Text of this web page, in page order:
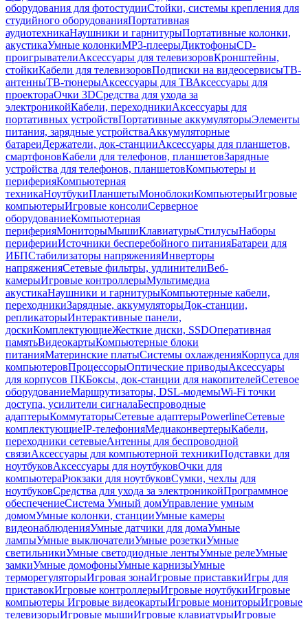
оборудования для фотостудииСтойки, системы крепления для
студийного оборудованияПортативная
аудиотехникаНаушники и гарнитурыПортативные колонки,
акустикаУмные колонкиMP3-плеерыДиктофоныCD-
проигрывателиАксессуары для телевизоровКронштейны,
стойкиКабели для телевизоровПодписки на видеосервисыТВ-
антенныТВ-тюнерыАксессуары для ТВАксессуары для
проектораОчки 3DСредства для ухода за
электроникойКабели, переходникиАксессуары для
портативных устройствПортативные аккумуляторыЭлементы
питания, зарядные устройстваАккумуляторные
батареиДержатели, док-станцииАксессуары для планшетов,
смартфоновКабели для телефонов, планшетовЗарядные
устройства для телефонов, планшетовКомпьютеры и
периферияКомпьютерная
техникаНоутбукиПланшетыМоноблокиКомпьютерыИгровые
компьютерыИгровые консолиСерверное
оборудованиеКомпьютерная
периферияМониторыМышиКлавиатурыСтилусыНаборы
периферииИсточники бесперебойного питанияБатареи для
ИБПСтабилизаторы напряженияИнверторы
напряженияСетевые фильтры, удлинителиВеб-
камерыИгровые контроллерыМультимедиа
акустикаНаушники и гарнитурыКомпьютерные кабели,
переходникиЗарядные, аккумуляторыДок-станции,
репликаторыИнтерактивные панели,
доскиКомплектующиеЖесткие диски, SSDОперативная
памятьВидеокартыКомпьютерные блоки
питанияМатеринские платыСистемы охлажденияКорпуса для
компьютеровПроцессорыОптические приводыАксессуары
для корпусов ПКБоксы, док-станции для накопителейСетевое
оборудованиеМаршрутизаторы, DSL-модемыWi-Fi точки
доступа, усилители сигналаБеспроводные
адаптерыКоммутаторыСетевые адаптерыPowerlineСетевые
комплектующиеIP-телефонияМедиаконвертерыКабели,
переходники сетевыеАнтенны для беспроводной
связиАксессуары для компьютерной техникиПодставки для
ноутбуковАксессуары для ноутбуковОчки для
компьютераРюкзаки для ноутбуковСумки, чехлы для
ноутбуковСредства для ухода за электроникойПрограммное
обеспечениеСистема Умный домУправление умным
домомУмные колонки, станцииУмные камеры
видеонаблюденияУмные датчики для домаУмные
лампыУмные выключателиУмные розеткиУмные
светильникиУмные светодиодные лентыУмные релеУмные
замкиУмные домофоныУмные карнизыУмные
терморегуляторыИгровая зонаИгровые приставкиИгры для
приставокИгровые контроллерыИгровые ноутбукиИгровые
компьютеры Игровые видеокартыИгровые мониторыИгровые
телевизорыИгровые мышиИгровые клавиатурыИгровые